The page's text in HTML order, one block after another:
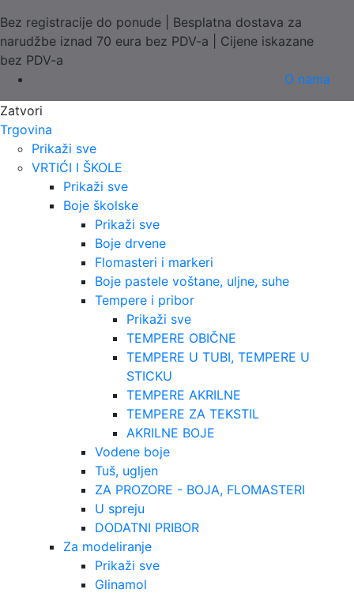
Bez registracije do ponude | Besplatna dostava za
narudžbe iznad 70 eura bez PDV-a | Cijene iskazane
bez PDV-a
O nama
Zatvori
Trgovina
Prikaži sve
VRTIĆI I ŠKOLE
Prikaži sve
Boje školske
Prikaži sve
Boje drvene
Flomasteri i markeri
Boje pastele voštane, uljne, suhe
Tempere i pribor
Prikaži sve
TEMPERE OBIČNE
TEMPERE U TUBI, TEMPERE U
STICKU
TEMPERE AKRILNE
TEMPERE ZA TEKSTIL
AKRILNE BOJE
Vodene boje
Tuš, ugljen
ZA PROZORE - BOJA, FLOMASTERI
U spreju
DODATNI PRIBOR
Za modeliranje
Prikaži sve
Glinamol